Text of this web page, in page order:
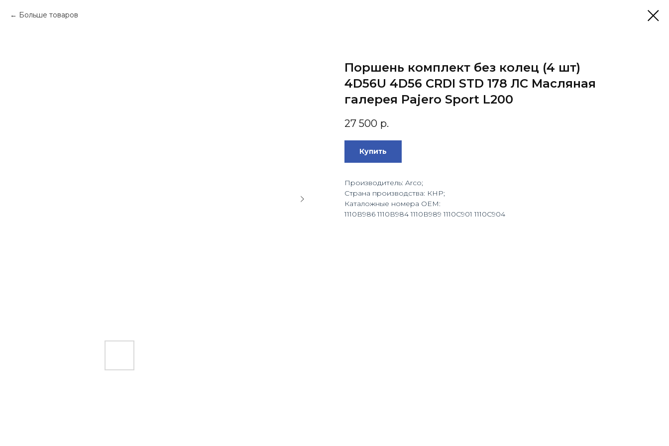
Больше товаров
Поршень комплект без колец (4 шт)
4D56U 4D56 CRDI STD 178 ЛС Масляная
галерея Pajero Sport L200
27 500 р.
Купить
Производитель: Arco;
Страна производства: КНР;
Каталожные номера OEM:
1110В986 1110В984 1110В989 1110С901 1110С904